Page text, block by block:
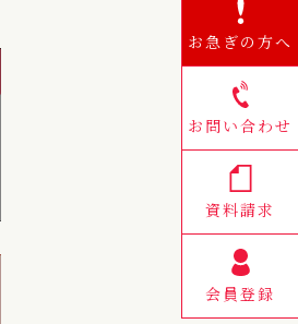
お急ぎの方へ
お問い合わせ
資料請求
会員登録